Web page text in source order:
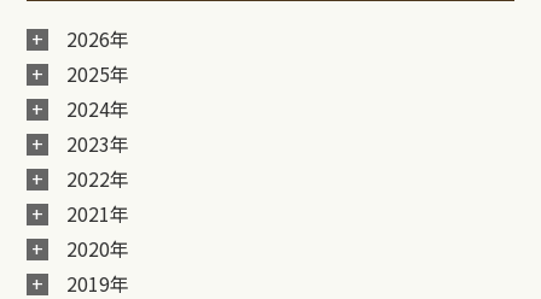
2026年
2025年
2024年
2023年
2022年
2021年
2020年
2019年